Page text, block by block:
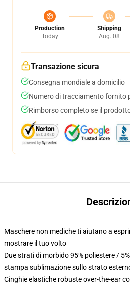
Production
Today
Shipping
Aug. 08
Transazione sicura
Consegna mondiale a domicilio
Numero di tracciamento fornito
Rimborso completo se il
Maschere non mediche ti aiutano a
mostrare il tuo volto
Due strati di morbido 95% poliestere /
stampa sublimazione sullo strato
Cinghie elastiche robuste over-the-ear